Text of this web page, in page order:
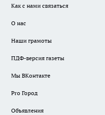
Как с нами связаться
О нас
Наши грамоты
ПДФ-версия газеты
Мы ВКонтакте
Pro Город
Объявления